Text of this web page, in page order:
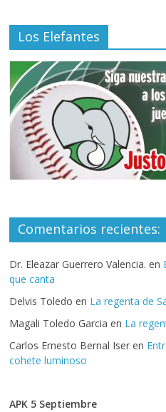
Los Elefantes
Comentarios recientes:
Dr. Eleazar Guerrero Valencia. en
que canta
Delvis Toledo en La regenta de
Magali Toledo Garcia en La
Carlos Ernesto Bernal Iser en
cohete luminoso
APK 5 Septiembre